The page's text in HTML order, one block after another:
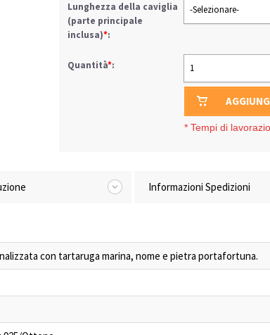
Lunghezza della caviglia
(parte principale
inclusa)*:
-Selezionare-
Quantità*: 1
* Tempi di
Informazioni Spedizioni
con tartaruga marina, nome e pietra portafortuna.